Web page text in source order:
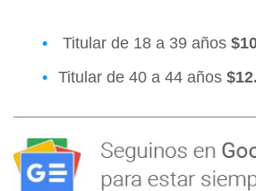
Titular de 18 a 39 años
Titular de 40 a 44 años